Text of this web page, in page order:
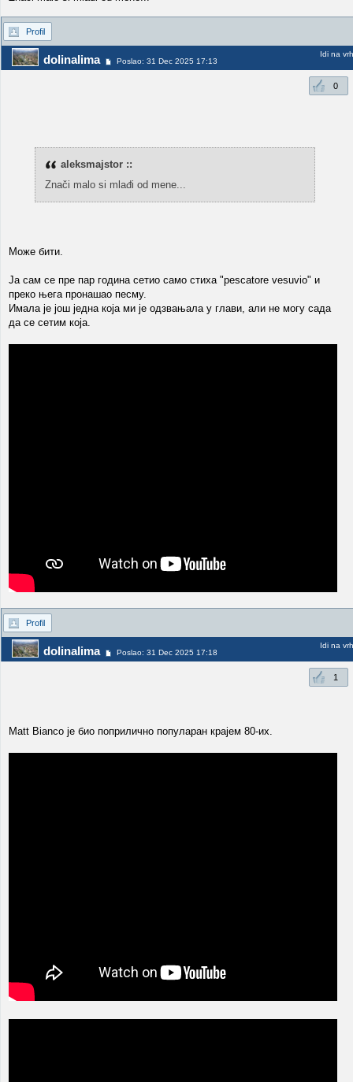
Profil
dolinalima Poslao: 31 Dec 2025 17:13
Idi na vrh
0
aleksmajstor ::
Znači malo si mlađi od mene...
Може бити.
Ја сам се пре пар годинa сетио само стиха "pescatore vesuvio" и
преко њега пронашао песму.
Имала је још једна која ми је одзвањала у глави, али не могу сада
да се сетим која.
Profil
dolinalima Poslao: 31 Dec 2025 17:18
Idi na vrh
1
Matt Bianco је био поприлично популаран крајем 80-их.